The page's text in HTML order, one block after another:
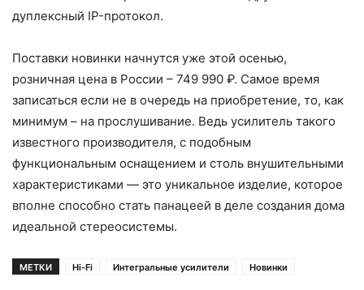
дуплексный IP-протокол.
Поставки новинки начнутся уже этой осенью,
розничная цена в России – 749 990 ₽. Самое время
записаться если не в очередь на приобретение, то, как
минимум – на прослушивание. Ведь усилитель такого
известного производителя, с подобным
функциональным оснащением и столь внушительными
характеристиками — это уникальное изделие, которое
вполне способно стать панацеей в деле создания дома
идеальной стереосистемы.
МЕТКИ Hi-Fi Интегральные усилители Новинки